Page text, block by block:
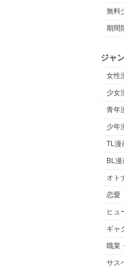
無料
期間
ジャ
女性
少女
青年
少年
TL漫
BL漫
オト
恋愛
ヒュ
ギャ
職業
サス